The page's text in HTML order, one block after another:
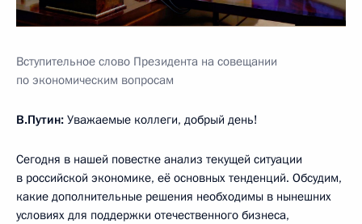
Вступительное слово Президента на совещании
по экономическим вопросам
В.Путин: Уважаемые коллеги, добрый день!
Сегодня в нашей повестке анализ текущей ситуации
в российской экономике, её основных тенденций. Обсудим,
какие дополнительные решения необходимы в нынешних
условиях для поддержки отечественного бизнеса,